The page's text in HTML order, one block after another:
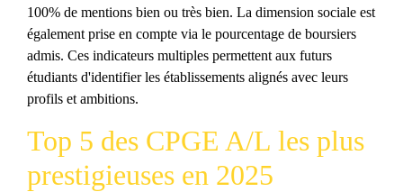
100% de mentions bien ou très bien. La dimension sociale est
également prise en compte via le pourcentage de boursiers
admis. Ces indicateurs multiples permettent aux futurs
étudiants d'identifier les établissements alignés avec leurs
profils et ambitions.
Top 5 des CPGE A/L les plus
prestigieuses en 2025